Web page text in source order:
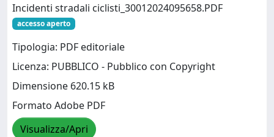
Incidenti stradali ciclisti_30012024095658.PDF
accesso aperto
Tipologia: PDF editoriale
Licenza: PUBBLICO - Pubblico con Copyright
Dimensione 620.15 kB
Formato Adobe PDF
Visualizza/Apri